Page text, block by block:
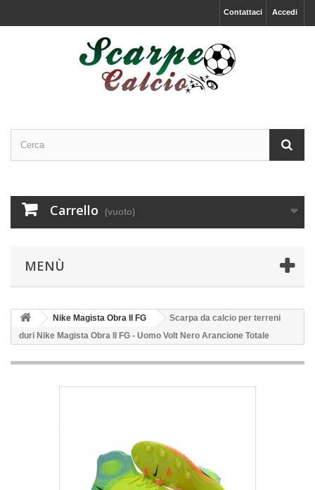
Accedi
Contattaci
Carrello (vuoto)
MENÙ
Nike Magista Obra II FG
Scarpa da calcio per terreni
duri Nike Magista Obra II FG - Uomo Volt Nero Arancione Totale